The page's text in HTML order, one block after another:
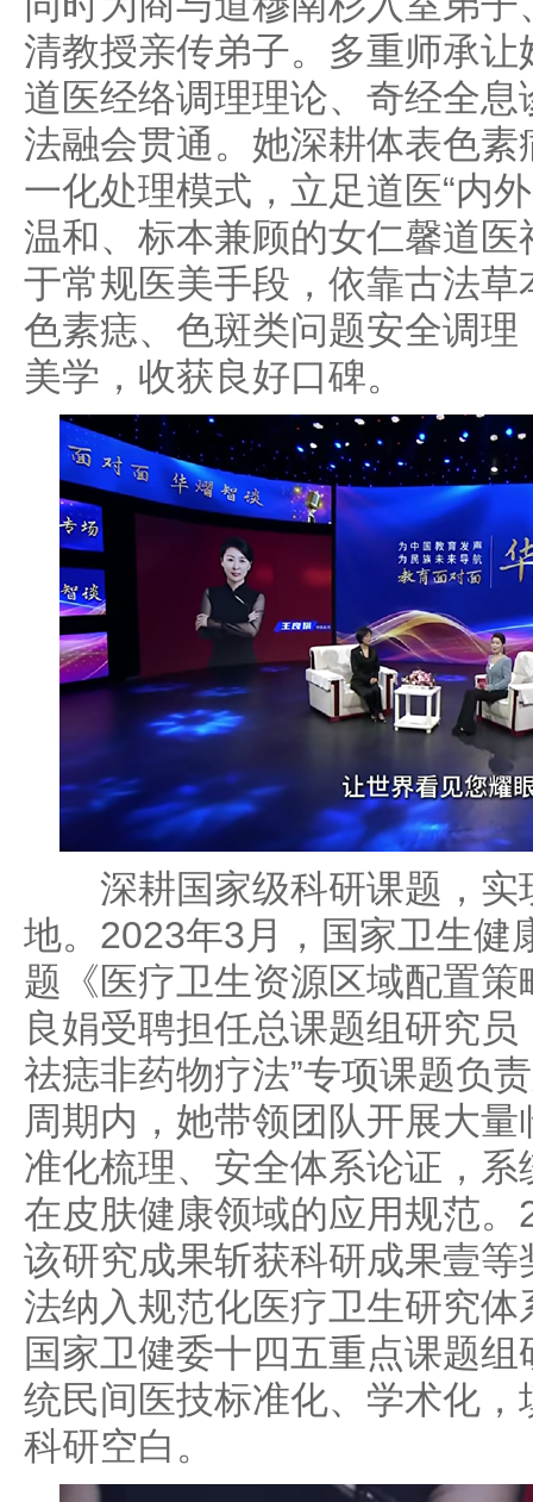
清教授亲传弟子。多重师承
道医经络调理理论、奇经全
法融会贯通。她深耕体表色
一化处理模式，立足道医“内
温和、标本兼顾的女仁馨道
于常规医美手段，依靠古法
色素痣、色斑类问题安全调
美学，收获良好口碑。
深耕国家级科研课题，实
地。2023年3月，国家卫生健
题《医疗卫生资源区域配置
良娟受聘担任总课题组研究
祛痣非药物疗法”专项课题负
周期内，她带领团队开展大
准化梳理、安全体系论证，
在皮肤健康领域的应用规范
该研究成果斩获科研成果壹
法纳入规范化医疗卫生研究
国家卫健委十四五重点课题
统民间医技标准化、学术化
科研空白。